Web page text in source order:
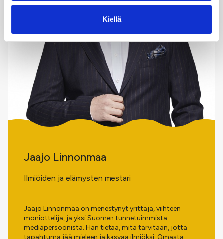
Kiellä
Jaajo Linnonmaa
Ilmiöiden ja elämysten mestari
Jaajo Linnonmaa on menestynyt yrittäjä, viihteen
moniottelija, ja yksi Suomen tunnetuimmista
mediapersoonista. Hän tietää, mitä tarvitaan, jotta
tapahtuma jää mieleen ja kasvaa ilmiöksi. Omasta